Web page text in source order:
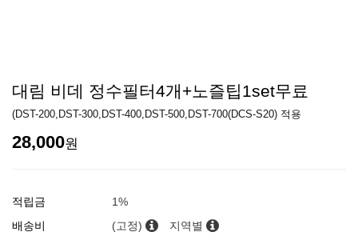
대림 비데 정수필터4개+노즐팁1set무료
(DST-200,DST-300,DST-400,DST-500,DST-700(DCS-S20) 적용
28,000원
적립금
1%
배송비
(고정) 지역별